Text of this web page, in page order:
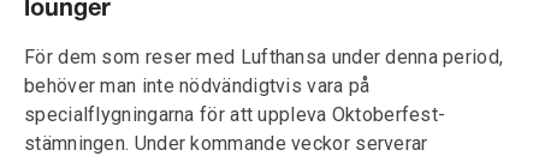
lounger
För dem som reser med Lufthansa under denna period,
behöver man inte nödvändigtvis vara på
specialflygningarna för att uppleva Oktoberfest-
stämningen. Under kommande veckor serverar